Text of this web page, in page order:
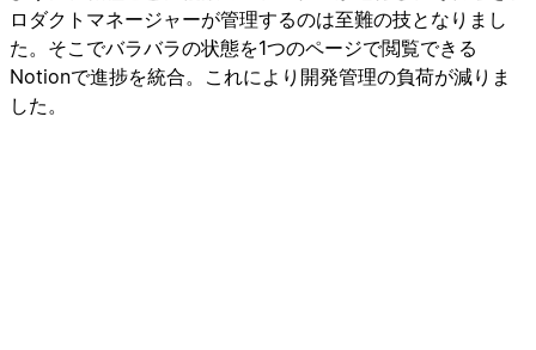
ロダクトマネージャーが管理するのは至難の技となりまし
た。そこでバラバラの状態を1つのページで閲覧できる
Notionで進捗を統合。これにより開発管理の負荷が減りま
した。